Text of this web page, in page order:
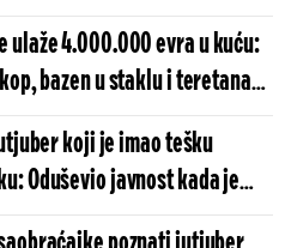
ulaže 4.000.000 evra u kuću:
bazen u staklu i teretana
koji je imao tešku
Oduševio javnost kada je
hleb